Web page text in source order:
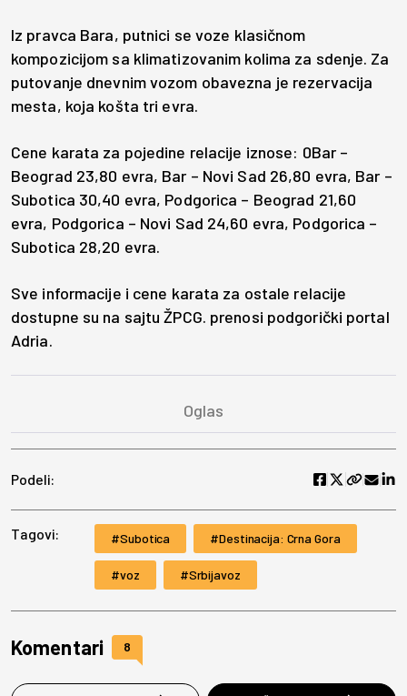
Iz pravca Bara, putnici se voze klasičnom
kompozicijom sa klimatizovanim kolima za sdenje. Za
putovanje dnevnim vozom obavezna je rezervacija
mesta, koja košta tri evra.
Cene karata za pojedine relacije iznose: 0Bar –
Beograd 23,80 evra, Bar – Novi Sad 26,80 evra, Bar –
Subotica 30,40 evra, Podgorica – Beograd 21,60
evra, Podgorica – Novi Sad 24,60 evra, Podgorica –
Subotica 28,20 evra.
Sve informacije i cene karata za ostale relacije
dostupne su na sajtu ŽPCG. prenosi podgorički portal
Adria.
Podeli:
Tagovi: Subotica Destinacija: Crna Gora
voz Srbijavoz
Komentari 8